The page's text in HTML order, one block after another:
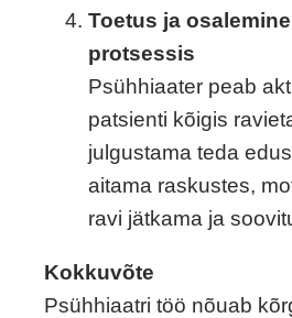
Toetus ja
protsessis
Psühhiaater peab
patsienti kõigis
julgustama teda
aitama raskustes,
ravi jätkama ja
Kokkuvõte
Psühhiaatri töö nõuab